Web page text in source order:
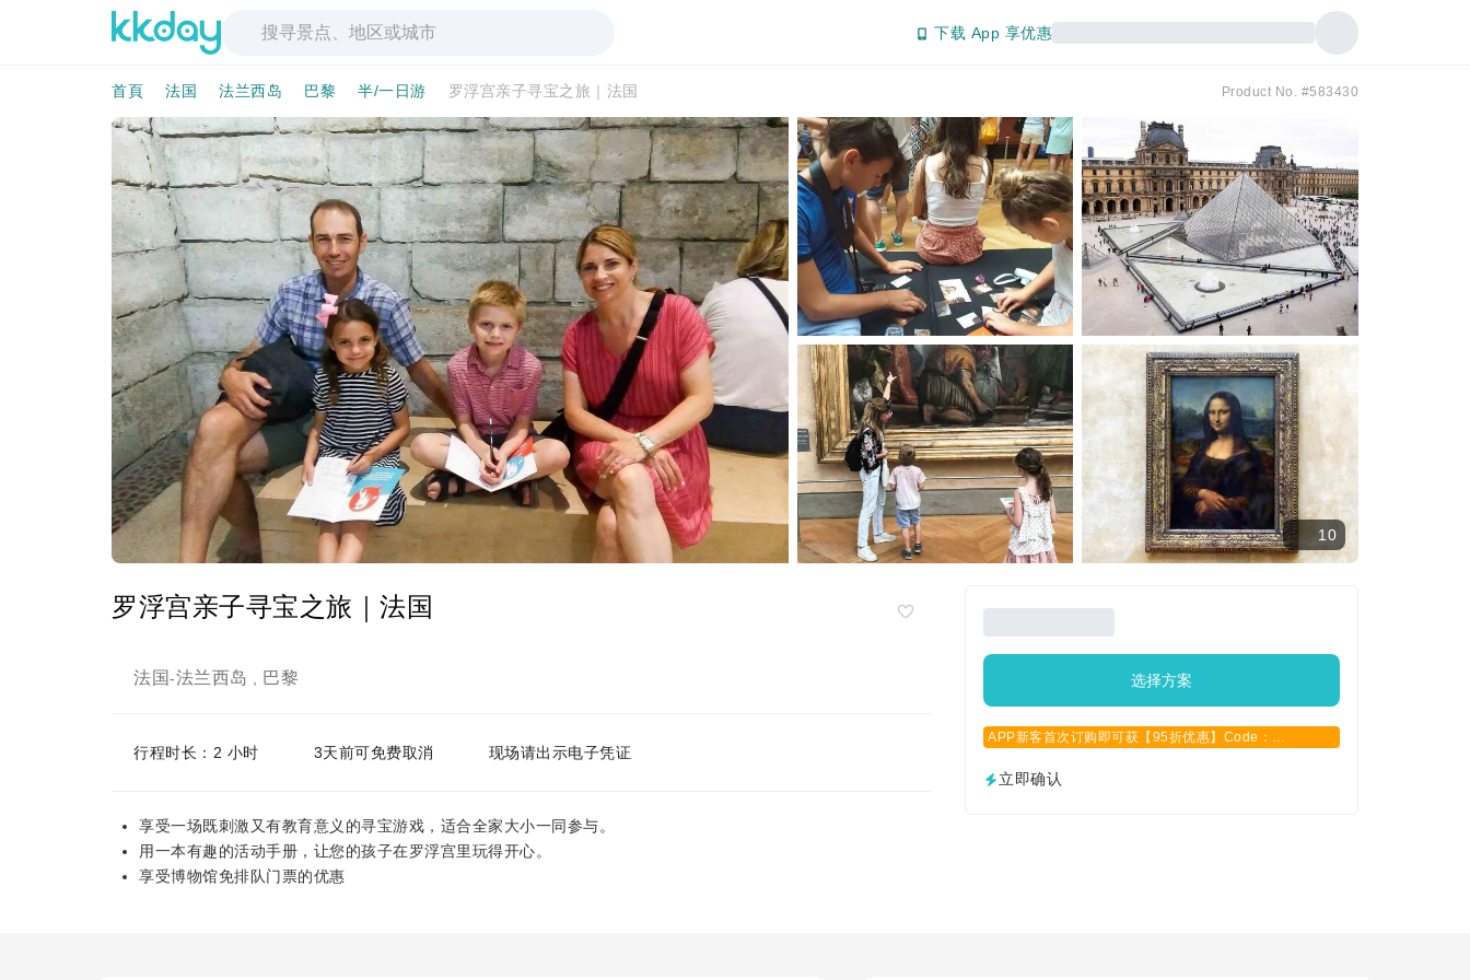
下载 App 享优惠
首頁 法国 法兰西岛 巴黎 半/一日游 罗浮宫亲子寻宝之旅｜法国 Product No. #583430
10
罗浮宫亲子寻宝之旅｜法国
法国-法兰西岛 巴黎
行程时长：2 小时 3天前可免费取消 现场请出示电子凭证
享受一场既刺激又有教育意义的寻宝游戏，适合全家大小一同参与。
用一本有趣的活动手册，让您的孩子在罗浮宫里玩得开心。
享受博物馆免排队门票的优惠
选择方案
APP新客首次订购即可获【95折优惠】Code：
立即确认